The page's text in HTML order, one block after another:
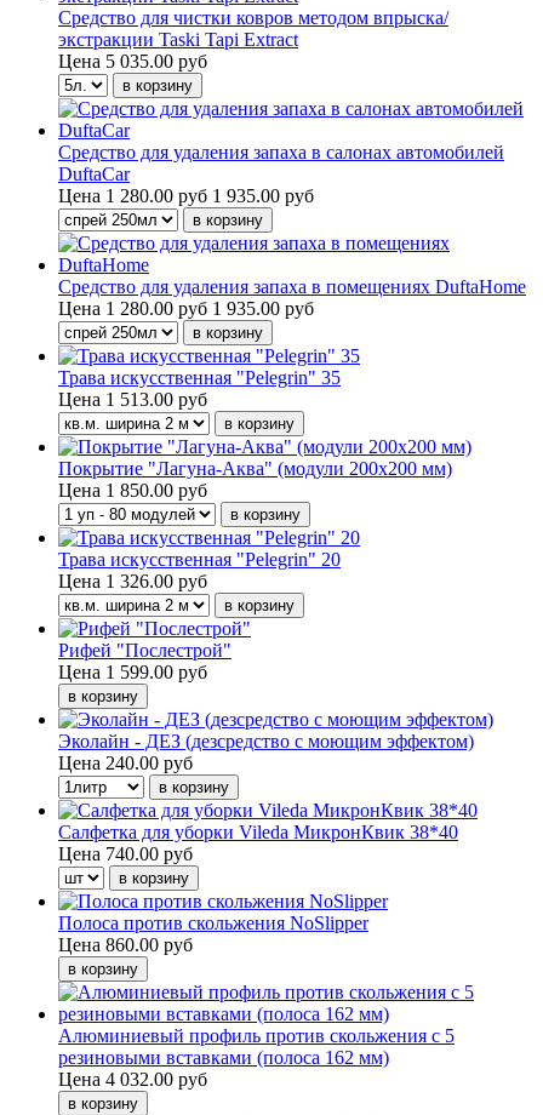
Средство для чистки ковров методом впрыска/
экстракции Taski Tapi Extract
Цена 5 035.00 руб
Средство для удаления запаха в салонах автомобилей
DuftaCar
Цена 1 280.00 руб 1 935.00 руб
Средство для удаления запаха в помещениях DuftaHome
Цена 1 280.00 руб 1 935.00 руб
Трава искусственная "Pelegrin" 35
Цена 1 513.00 руб
Покрытие "Лагуна-Аква" (модули 200х200 мм)
Цена 1 850.00 руб
Трава искусственная "Pelegrin" 20
Цена 1 326.00 руб
Рифей "Послестрой"
Цена 1 599.00 руб
Эколайн - ДЕЗ (дезсредство с моющим эффектом)
Цена 240.00 руб
Салфетка для уборки Vileda МикронКвик 38*40
Цена 740.00 руб
Полоса против скольжения NoSlipper
Цена 860.00 руб
Алюминиевый профиль против скольжения с 5
резиновыми вставками (полоса 162 мм)
Цена 4 032.00 руб